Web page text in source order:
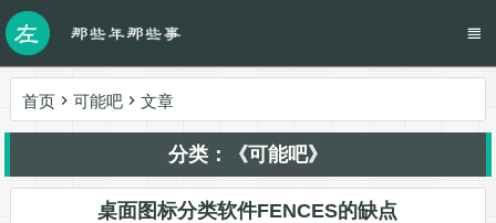
首页 可能吧 文章
分类：《可能吧》
桌面图标分类软件FENCES的缺点